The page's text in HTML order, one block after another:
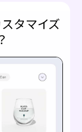
タマイズ